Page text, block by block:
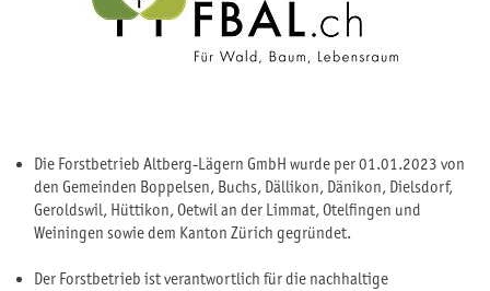
Die Forstbetrieb Altberg-Lägern GmbH wurde per 01.01.2023 von
den Gemeinden Boppelsen, Buchs, Dällikon, Dänikon, Dielsdorf,
Geroldswil, Hüttikon, Oetwil an der Limmat, Otelfingen und
Weiningen sowie dem Kanton Zürich gegründet.
Der Forstbetrieb ist verantwortlich für die nachhaltige